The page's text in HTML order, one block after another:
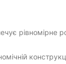
рівномірне